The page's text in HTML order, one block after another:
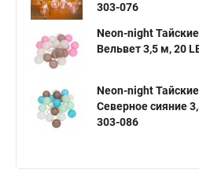
303-076
Neon-night
Вельвет 3,5 м, 20
Neon-night
Северное сияние
303-086